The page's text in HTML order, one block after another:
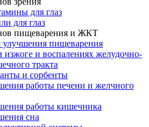
для глаз
для глаз
пищеварения и ЖКТ
улучшения пищеварения
изжоге и воспалениях желудочно-
тракта
и сорбенты
работы печени и желчного
работы кишечника
сна